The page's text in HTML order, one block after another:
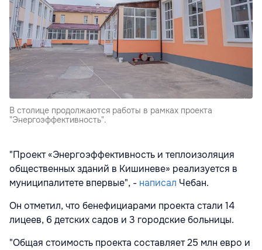
В столице продолжаются работы в рамках проекта
"Энергоэффективность".
"Проект «Энергоэффективность и теплоизоляция
общественных зданий в Кишиневе» реализуется в
муниципалитете впервые", - написал Чебан.
Он отметил, что бенефициарами проекта стали 14
лицеев, 6 детских садов и 3 городские больницы.
"Общая стоимость проекта составляет 25 млн евро и